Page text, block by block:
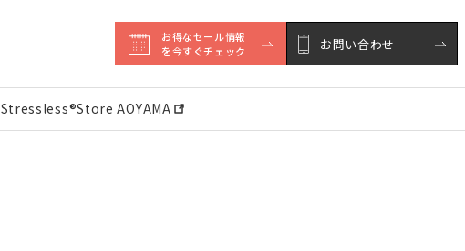
お得なセール情報
を今すぐチェック
お問い合わせ
Stressless®︎Store AOYAMA